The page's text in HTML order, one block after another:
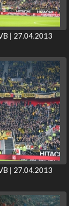
| 27.04.2013
| 27.04.2013